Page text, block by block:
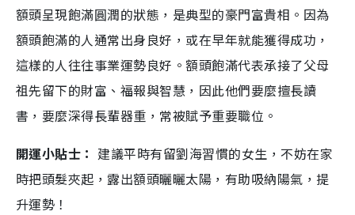
額頭呈現飽滿圓潤的狀態， 是典型的豪門富貴相 。因為
額頭飽滿的人通常出身良好，或在早年就能獲得成功，
這樣的人往往事業運勢良好。額頭飽滿代表承接了父母
祖先留下的財富、福報與智慧，因此他們要麼擅長讀
書，要麼深得長輩器重，常被賦予重要職位。
開運小貼士： 建議平時有留劉海習慣的女生，不妨在家
時把頭髮夾起，露出額頭曬曬太陽，有助吸納陽氣，提
升運勢！